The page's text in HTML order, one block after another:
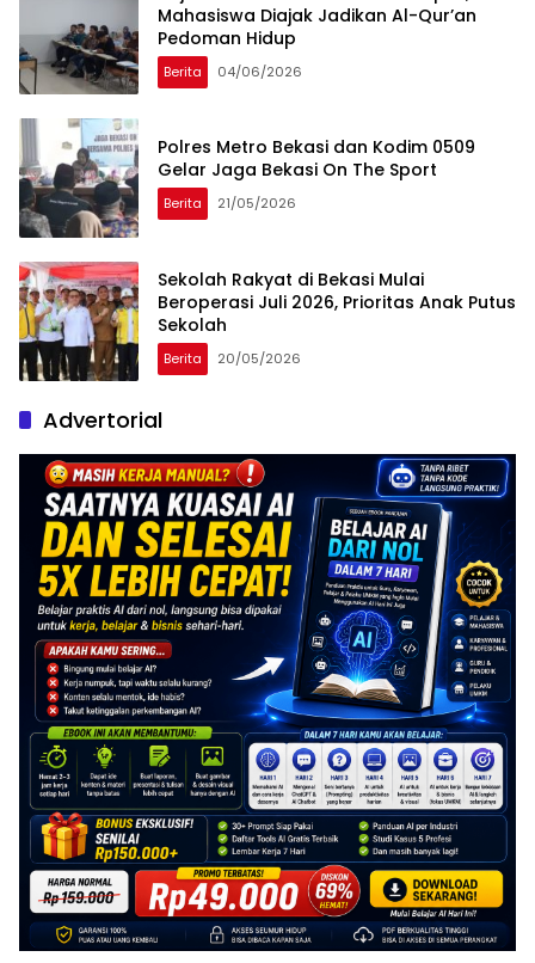
Mahasiswa Diajak Jadikan Al-Qur’an
Pedoman Hidup
Berita 04/06/2026
Polres Metro Bekasi dan Kodim 0509
Gelar Jaga Bekasi On The Sport
Berita 21/05/2026
Sekolah Rakyat di Bekasi Mulai
Beroperasi Juli 2026, Prioritas Anak Putus
Sekolah
Berita 20/05/2026
Advertorial